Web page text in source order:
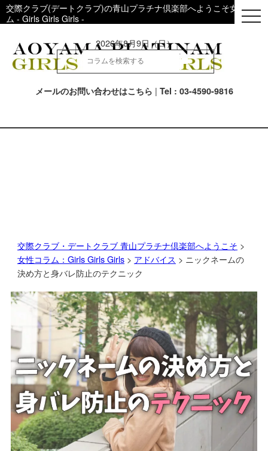
交際クラブ(デートクラブ)の青山プラチナ倶楽部へようこそ女性用コ
ム - Girls Girls Girls -
メールのお問い合わせはこちら | Tel : 03-4590-9816
2026年8月9日（日）
交際クラブ・デートクラブ 青山プラチナ倶楽部へようこそ >
女性コラム：Girls Girls Girls> アドバイス > ニックネームの
決め方と身バレ防止のテクニック